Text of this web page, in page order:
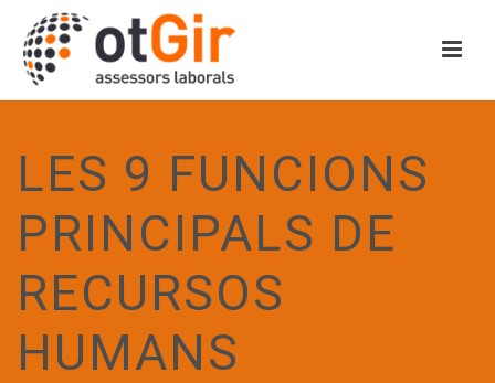
LES 9 FUNCIONS
PRINCIPALS DE
RECURSOS
HUMANS